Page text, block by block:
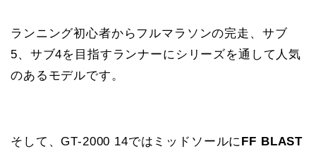
ランニング初心者からフルマラソンの完走、サブ
5、サブ4を目指すランナーにシリーズを通して人気
のあるモデルです。
そして、GT-2000 14ではミッドソールに FF BLAST